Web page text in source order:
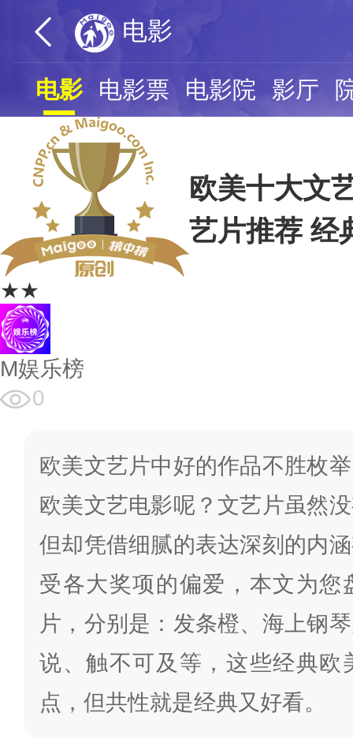
电影
电影 电影票 电影院 影厅
★★
欧美十大文
艺片推荐 经
M娱乐榜
0
欧美文艺片中好的作品不胜枚
欧美文艺电影呢？文艺片虽然
但却凭借细腻的表达深刻的内
受各大奖项的偏爱，本文为您
片，分别是：发条橙、海上钢
说、触不可及等，这些经典欧
点，但共性就是经典又好看。